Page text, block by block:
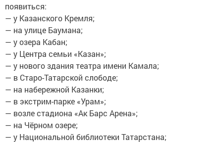
появиться:
— у Казанского Кремля;
— на улице Баумана;
— у озера Кабан;
— у Центра семьи «Казан»;
— у нового здания театра имени Камала;
— в Старо-Татарской слободе;
— на набережной Казанки;
— в экстрим-парке «Урам»;
— возле стадиона «Ак Барс Арена»;
— на Чёрном озере;
— у Национальной библиотеки Татарстана;